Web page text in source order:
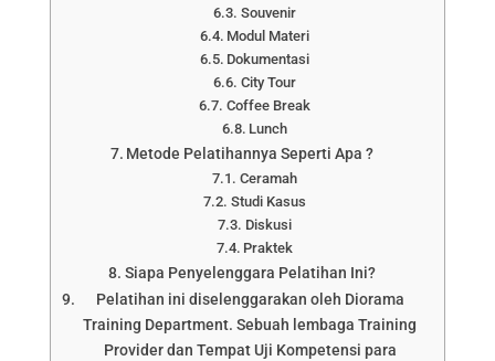
Souvenir
Modul Materi
Dokumentasi
City Tour
Coffee Break
Lunch
Metode Pelatihannya Seperti Apa ?
Ceramah
Studi Kasus
Diskusi
Praktek
Siapa Penyelenggara Pelatihan Ini?
Pelatihan ini diselenggarakan oleh Diorama
Training Department. Sebuah lembaga Training
Provider dan Tempat Uji Kompetensi para